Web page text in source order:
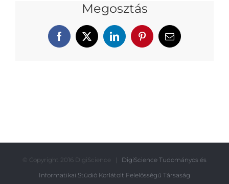
Megosztás
Facebook
X LinkedInPinterestEmail:
© Copyright 2016 DigiScience | DigiScience Tudományos és
Informatikai Stúdió Korlátolt Felelősségű Társaság